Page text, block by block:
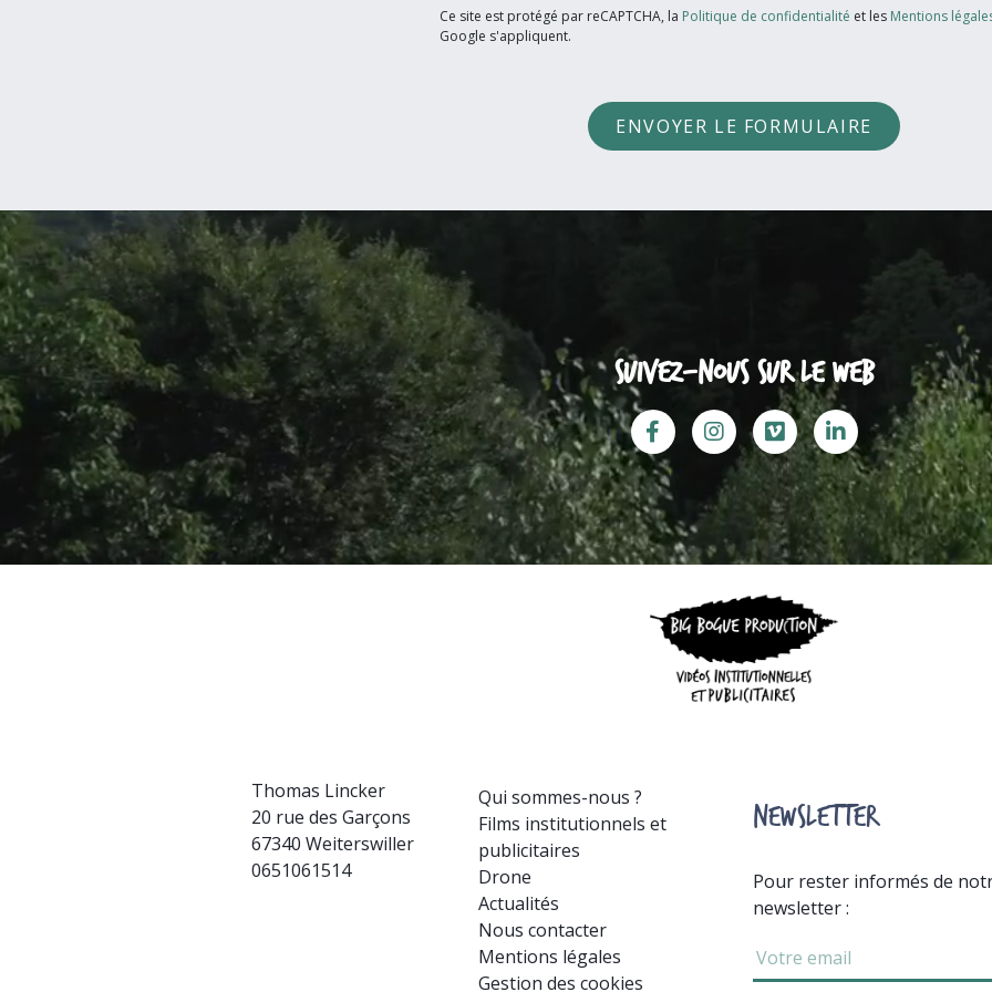
Ce site est protégé par reCAPTCHA, la Politique de confidentialité et les Mentions
Google s'appliquent.
ENVOYER LE FORMULAIRE
Suivez-nous sur le web
Thomas Lincker
20 rue des Garçons
67340 Weiterswiller
0651061514
Qui sommes-nous ?
Films institutionnels et
publicitaires
Drone
Actualités
Nous contacter
Mentions légales
Gestion des cookies
NEWSLETTER
Pour rester informés de
newsletter :